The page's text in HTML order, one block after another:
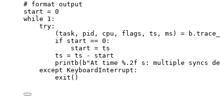
# format output
start = 0
while
1 :
try :
(task, pid, cpu, flags, ts, ms) = b.
if start == 0 :
start = ts
ts = ts -
start
printb ( b "At time %.2f s: multiple syncs
except KeyboardInterrupt :
exit ()